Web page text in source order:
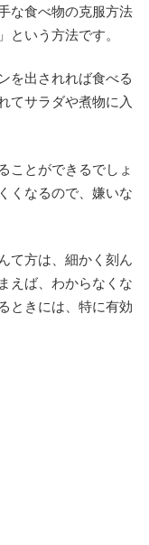
な食べ物の克服方法
という方法です。
を出されれば食べる
てサラダや煮物に入
ことができるでしょ
くなるので、嫌いな
て方は、細かく刻ん
えば、わからなくな
ときには、特に有効